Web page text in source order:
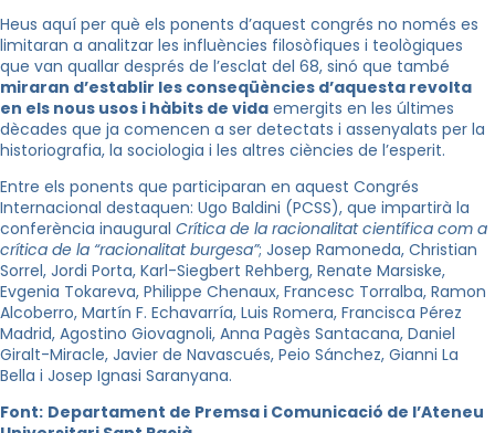
Heus aquí per què els ponents d’aquest congrés no només es
limitaran a analitzar les influències filosòfiques i teològiques
que van quallar després de l’esclat del 68, sinó que també
miraran d’establir les conseqüències d’aquesta revolta
en els nous usos i hàbits de vida emergits en les últimes
dècades que ja comencen a ser detectats i assenyalats per la
historiografia, la sociologia i les altres ciències de l’esperit.
Entre els ponents que participaran en aquest Congrés
Internacional destaquen: Ugo Baldini (PCSS), que impartirà la
conferència inaugural Crítica de la racionalitat científica com a
crítica de la “racionalitat burgesa”; Josep Ramoneda, Christian
Sorrel, Jordi Porta, Karl-Siegbert Rehberg, Renate Marsiske,
Evgenia Tokareva, Philippe Chenaux, Francesc Torralba, Ramon
Alcoberro, Martín F. Echavarría, Luis Romera, Francisca Pérez
Madrid, Agostino Giovagnoli, Anna Pagès Santacana, Daniel
Giralt-Miracle, Javier de Navascués, Peio Sánchez, Gianni La
Bella i Josep Ignasi Saranyana.
Font: Departament de Premsa i Comunicació de l’Ateneu